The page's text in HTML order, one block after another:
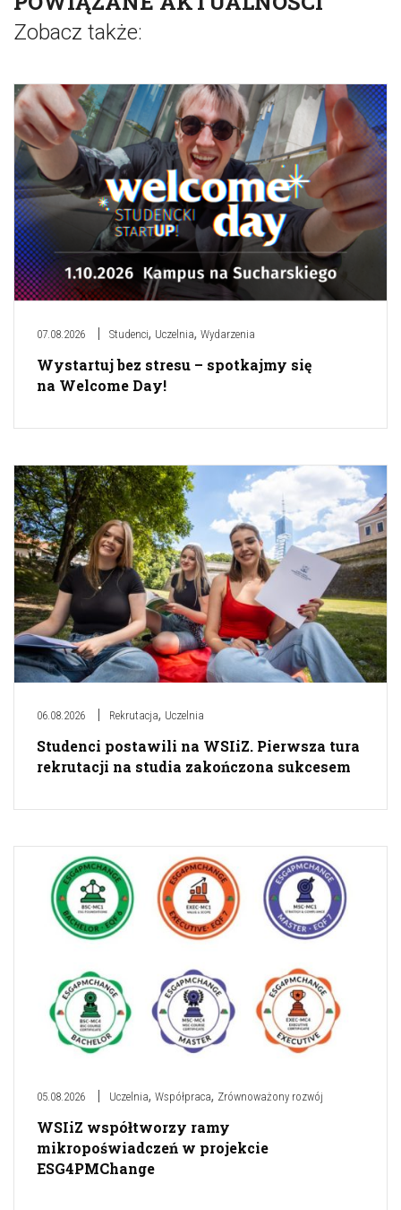
Zobacz także:
07.08.2026 Studenci, Uczelnia, Wydarzenia
Wystartuj bez stresu – spotkajmy się
na Welcome Day!
06.08.2026 Rekrutacja, Uczelnia
Studenci postawili na WSIiZ. Pierwsza tura
rekrutacji na studia zakończona sukcesem
05.08.2026 Uczelnia, Współpraca, Zrównoważony rozwój
WSIiZ współtworzy ramy
mikropoświadczeń w projekcie
ESG4PMChange